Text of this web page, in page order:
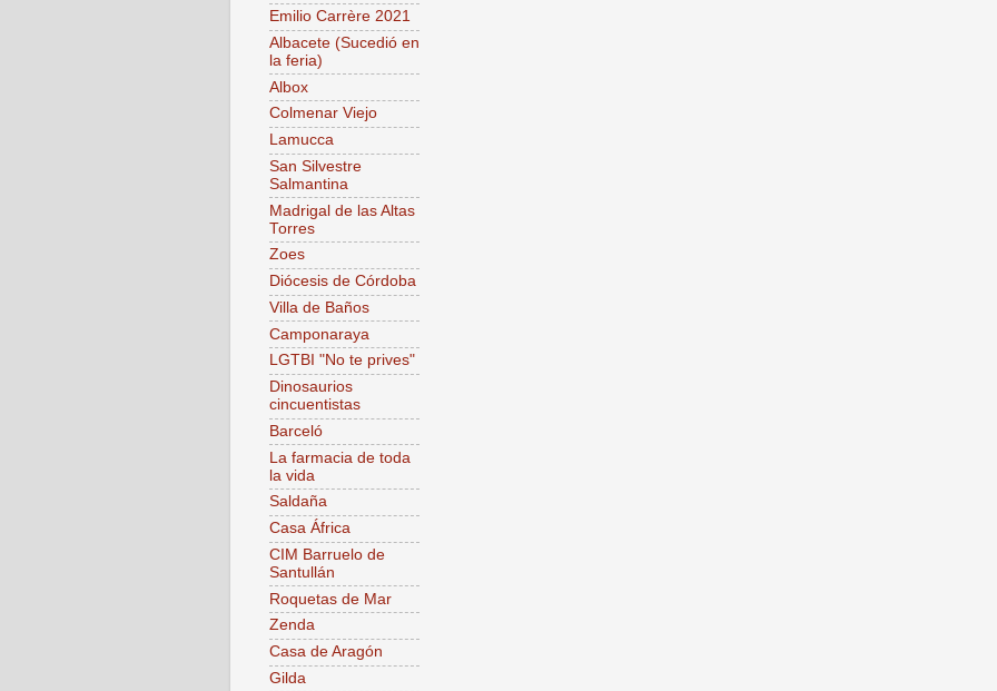
Emilio Carrère 2021
Albacete (Sucedió en
la feria)
Albox
Colmenar Viejo
Lamucca
San Silvestre
Salmantina
Madrigal de las Altas
Torres
Zoes
Diócesis de Córdoba
Villa de Baños
Camponaraya
LGTBI "No te prives"
Dinosaurios
cincuentistas
Barceló
La farmacia de toda
la vida
Saldaña
Casa África
CIM Barruelo de
Santullán
Roquetas de Mar
Zenda
Casa de Aragón
Gilda